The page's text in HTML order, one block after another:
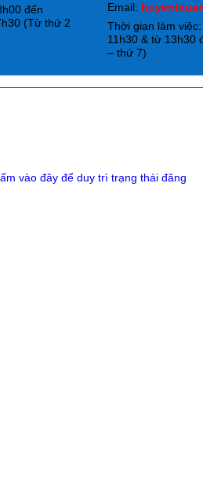
đến
(Từ thứ 2
Email:
Thời gian làm
11h30 & từ 13h30
– thứ 7)
vào đây để duy trì trạng thái đăng